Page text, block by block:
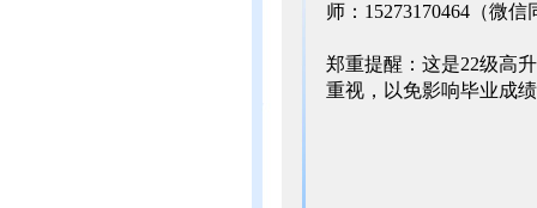
师：15273170464（微信
郑重提醒：这是22级高
重视，以免影响毕业成